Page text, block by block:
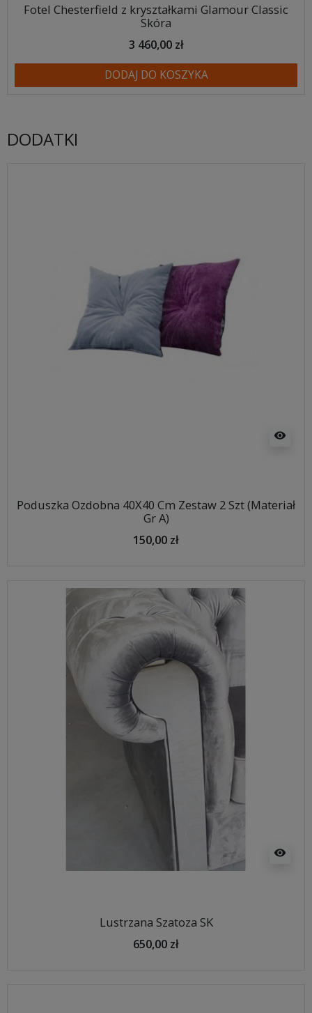
Fotel Chesterfield z kryształkami Glamour Classic
Skóra
3 460,00 zł
DODAJ DO KOSZYKA
DODATKI
visibility
Poduszka Ozdobna 40X40 Cm Zestaw 2 Szt (Materiał
Gr A)
150,00 zł
visibility
Lustrzana Szatoza SK
650,00 zł